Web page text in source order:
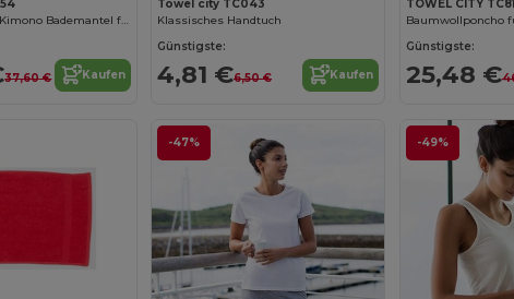
Eleganter Satin-Kimono Bademantel für Damen
37,60 € Kaufen
Towel city TC043
Klassisches Handtuch
Günstigste:
4,81 €6,50 € Kaufen
TOWEL CITY
Baumwollponcho
Günstigste:
25,48 €
-47% -49%